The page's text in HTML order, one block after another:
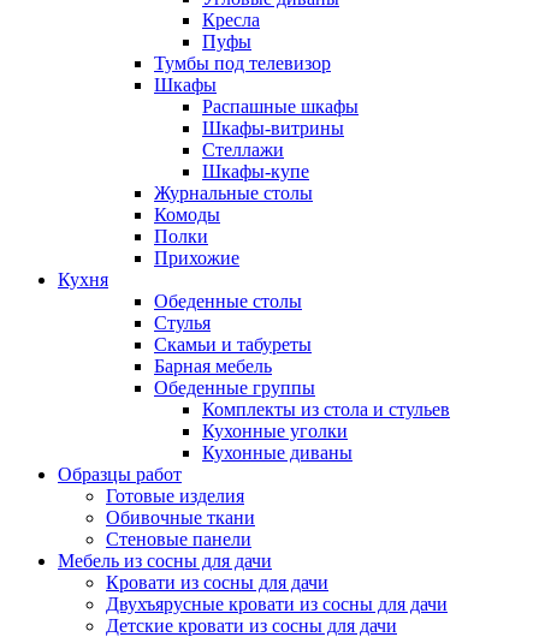
Кресла
Пуфы
Тумбы под телевизор
Шкафы
Распашные шкафы
Шкафы-витрины
Стеллажи
Шкафы-купе
Журнальные столы
Комоды
Полки
Прихожие
Кухня
Обеденные столы
Стулья
Скамьи и табуреты
Барная мебель
Обеденные группы
Комплекты из стола и стульев
Кухонные уголки
Кухонные диваны
Образцы работ
Готовые изделия
Обивочные ткани
Стеновые панели
Мебель из сосны для дачи
Кровати из сосны для дачи
Двухъярусные кровати из сосны для дачи
Детские кровати из сосны для дачи